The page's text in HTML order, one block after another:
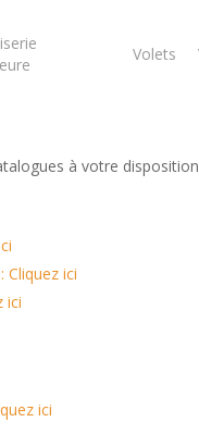
close
Volets
à votre
Cliquez ici
ici
ici